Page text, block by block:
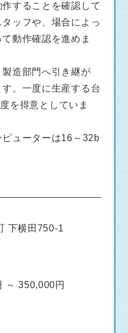
することを確認して
ッフや、場合によっ
動作確認を進めま
造部門へ引き継が
。一度に生産する台
を得意としていま
ューターは16～32b
下横田750-1
～ 350,000円